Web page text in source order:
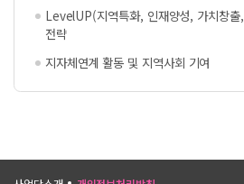
LevelUP(지역특화, 인재양성, 가치창출,
전략
지자체연계 활동 및 지역사회 기여